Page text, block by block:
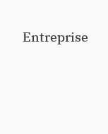
Entreprise